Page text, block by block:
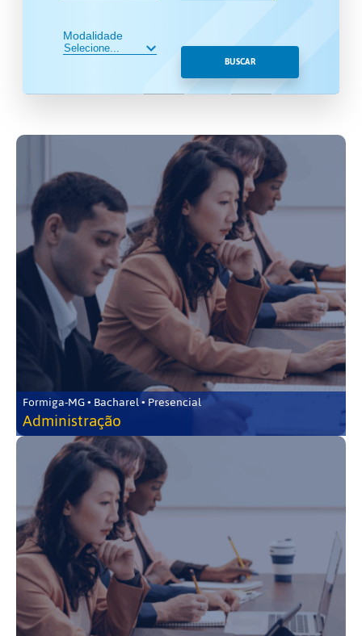
Modalidade
BUSCAR
Formiga-MG • Bacharel • Presencial
Administração